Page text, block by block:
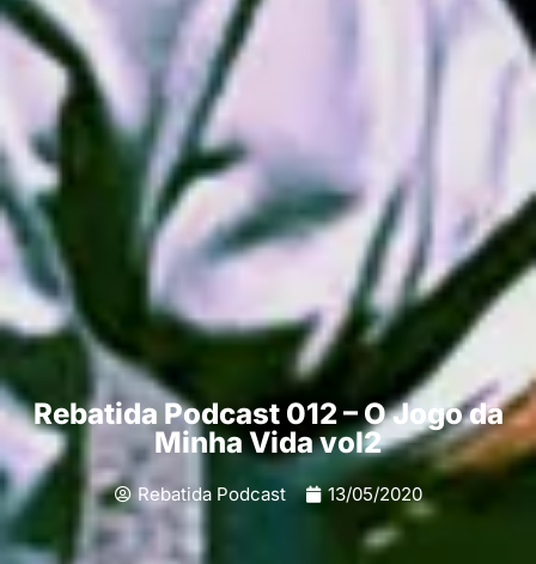
Rebatida Podcast 012 – O Jogo da
Minha Vida vol2
Rebatida Podcast 13/05/2020